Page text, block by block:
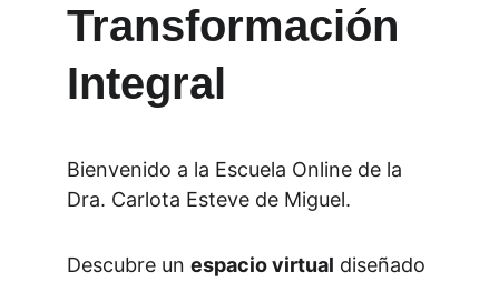
Transformación
Integral
Bienvenido a la Escuela Online de la
Dra. Carlota Esteve de Miguel.
Descubre un espacio virtual diseñado